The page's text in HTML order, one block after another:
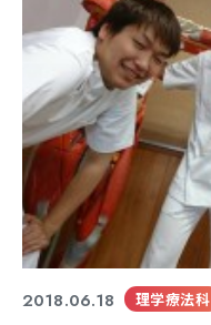
2018.06.18 理学療法科